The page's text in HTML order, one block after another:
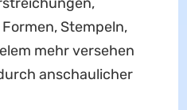
Stempeln,
mehr versehen
anschaulicher